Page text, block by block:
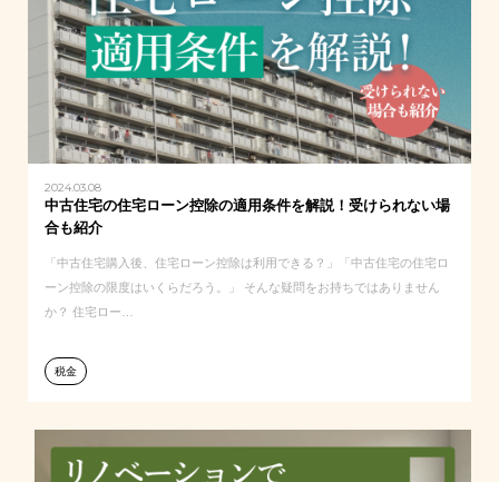
2024.03.08
中古住宅の住宅ローン控除の適用条件を解説！受けられない場
合も紹介
「中古住宅購入後、住宅ローン控除は利用できる？」「中古住宅の住宅ロ
ーン控除の限度はいくらだろう。」 そんな疑問をお持ちではありません
か？ 住宅ロー…
税金